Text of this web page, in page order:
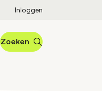
Inloggen
Zoeken